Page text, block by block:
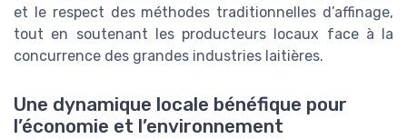
et le respect des méthodes traditionnelles d’affinage,
tout en soutenant les producteurs locaux face à la
concurrence des grandes industries laitières.
Une dynamique locale bénéfique pour
l’économie et l’environnement